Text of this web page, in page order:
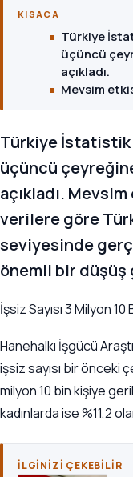
KISACA
Türkiye
üçüncü
açıkladı.
Mevsim
Türkiye İstatistik
üçüncü
açıkladı.
verilere göre
seviyesinde
önemli bir düşüş
İşsiz Sayısı 3 Milyon 10
Hanehalkı İşgücü
işsiz sayısı bir önceki
milyon 10 bin kişiye
kadınlarda ise %11,2
İLGINIZI ÇEKEBILIR